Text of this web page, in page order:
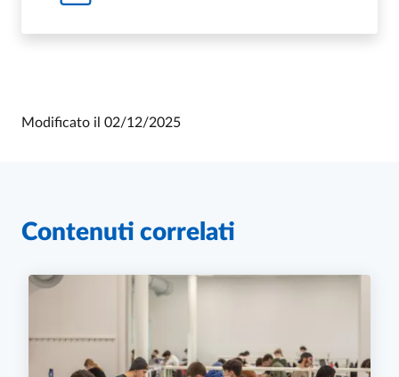
Modificato il 02/12/2025
Contenuti correlati